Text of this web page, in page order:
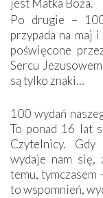
jest Matka Boża.
Po drugie –
przypada na maj
poświęcone
Sercu
są tylko znaki…
100 wydań
To ponad 16 lat
Czytelnicy. Gdy
wydaje nam się,
temu, tymczasem
to wspomnień,